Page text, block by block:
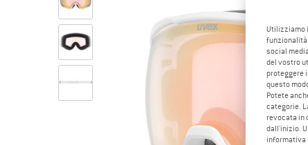
Utilizziamo
funzionalità
social
del vostro
proteggere
questo
Potete
categorie.
revocata in
dall'inizio.
informativa